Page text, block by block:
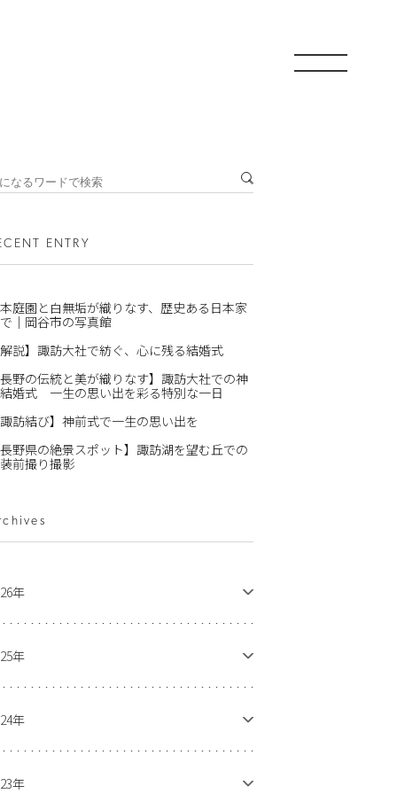
ENTRY
庭園と白無垢が織りなす、歴史ある日本家
｜岡谷市の写真館
解説】諏訪大社で紡ぐ、心に残る結婚式
長野の伝統と美が織りなす】諏訪大社での神
婚式 一生の思い出を彩る特別な一日
諏訪結び】神前式で一生の思い出を
長野県の絶景スポット】諏訪湖を望む丘での
前撮り撮影
年
年
年
年